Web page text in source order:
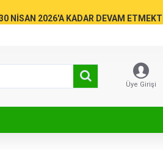
NİSAN 2026'A KADAR DEVAM
Üye Girişi